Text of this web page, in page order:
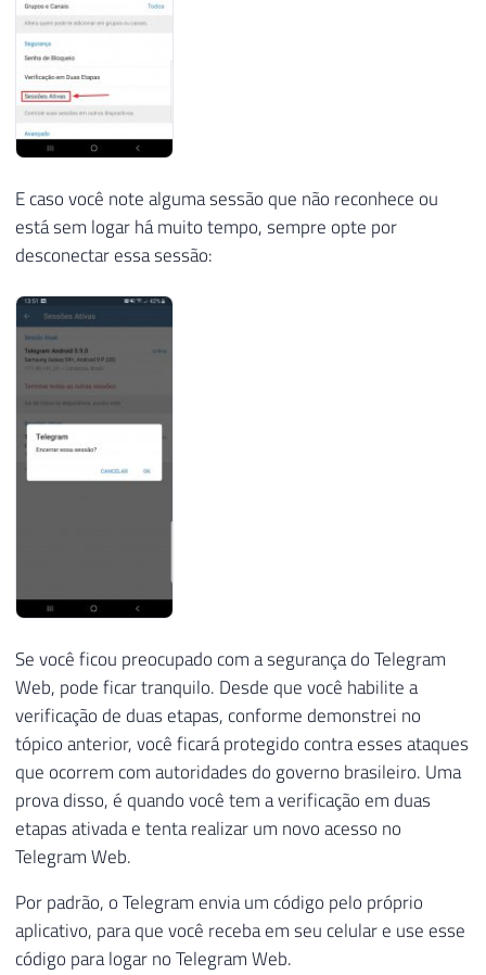
E caso você note alguma sessão que não reconhece ou
está sem logar há muito tempo, sempre opte por
desconectar essa sessão:
Se você ficou preocupado com a segurança do Telegram
Web, pode ficar tranquilo. Desde que você habilite a
verificação de duas etapas, conforme demonstrei no
tópico anterior, você ficará protegido contra esses ataques
que ocorrem com autoridades do governo brasileiro. Uma
prova disso, é quando você tem a verificação em duas
etapas ativada e tenta realizar um novo acesso no
Telegram Web.
Por padrão, o Telegram envia um código pelo próprio
aplicativo, para que você receba em seu celular e use esse
código para logar no Telegram Web.